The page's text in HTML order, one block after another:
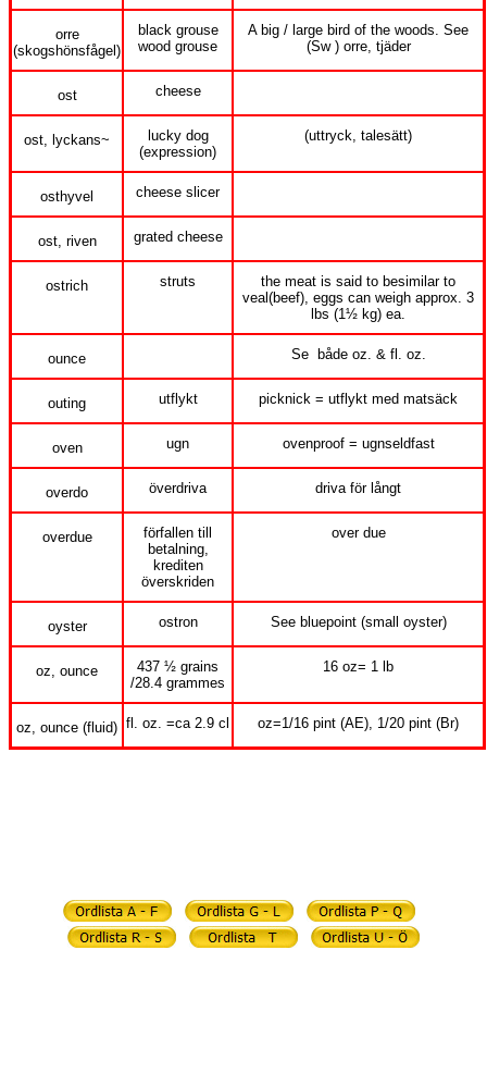
orre
(skogshönsfågel)
black grouse
wood grouse
A big / large bird of the woods. See
(Sw ) orre, tjäder
ost cheese
ost, lyckans~
lucky dog
(expression)
(uttryck, talesätt)
osthyvel cheese slicer
ost, riven grated cheese
ostrich struts
the meat is said to besimilar to
veal(beef), eggs can weigh approx. 3
lbs (1½ kg) ea.
ounce Se både oz. & fl. oz.
outing utflykt picknick = utflykt med matsäck
oven ugn ovenproof = ugnseldfast
overdo överdriva driva för långt
overdue
förfallen till
betalning,
krediten
överskriden
over due
oyster ostron See bluepoint (small oyster)
oz, ounce
437 ½ grains
/28.4 grammes
16 oz= 1 lb
oz, ounce (fluid) fl. oz. =ca 2.9 cl oz=1/16 pint (AE), 1/20 pint (Br)